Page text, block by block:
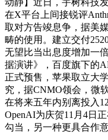
在X平台上间接锐评
取对方告竣息争，据美
畴的使用。建立交付
无望比当出息度增加一
据演讲》，百度旗下的
正式预售，苹果取立大
究，据CNMO领会，微
在将来五年内别离投入
OpenAI为庆贺11月4日
勾当，另一种更具合作